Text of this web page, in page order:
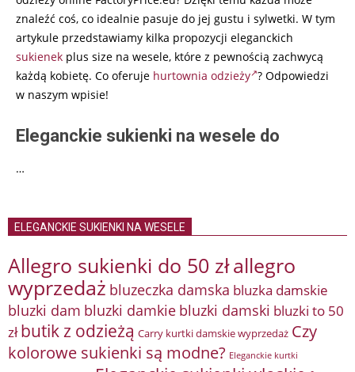
znaleźć coś, co idealnie pasuje do jej gustu i sylwetki. W tym
artykule przedstawiamy kilka propozycji eleganckich
sukienek plus size na wesele, które z pewnością zachwycą
każdą kobietę. Co oferuje hurtownia odzieży ? Odpowiedzi
w naszym wpisie!
Eleganckie sukienki na wesele do
…
ELEGANCKIE SUKIENKI NA WESELE
Allegro sukienki do 50 złallegro
wyprzedaż bluzeczka damska bluzka damskie
bluzki dam bluzki damkie bluzki damski bluzki to 50
zł butik z odzieżą Carry kurtki damskie wyprzedaż Czy
kolorowe sukienki są modne? Eleganckie kurtki